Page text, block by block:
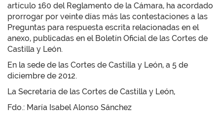
artículo 160 del Reglamento de la Cámara, ha acordado
prorrogar por veinte días más las contestaciones a las
Preguntas para respuesta escrita relacionadas en el
anexo, publicadas en el Boletín Oficial de las Cortes de
Castilla y León.
En la sede de las Cortes de Castilla y León, a 5 de
diciembre de 2012.
La Secretaria de las Cortes de Castilla y León,
Fdo.: María Isabel Alonso Sánchez